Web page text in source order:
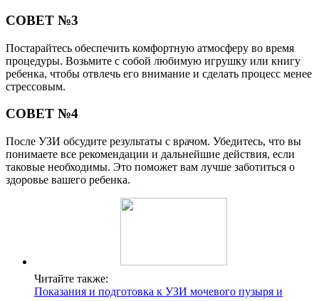
СОВЕТ №3
Постарайтесь обеспечить комфортную атмосферу во время
процедуры. Возьмите с собой любимую игрушку или книгу
ребенка, чтобы отвлечь его внимание и сделать процесс менее
стрессовым.
СОВЕТ №4
После УЗИ обсудите результаты с врачом. Убедитесь, что вы
понимаете все рекомендации и дальнейшие действия, если
таковые необходимы. Это поможет вам лучше заботиться о
здоровье вашего ребенка.
Читайте также:
Показания и подготовка к УЗИ мочевого пузыря и